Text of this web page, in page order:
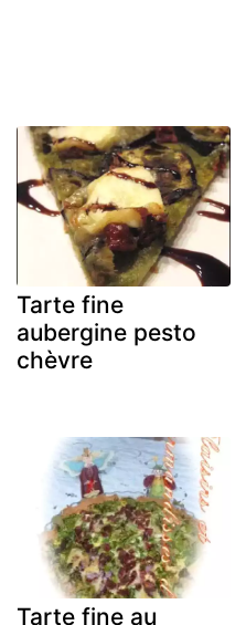
Tarte fine
aubergine pesto
chèvre
Tarte fine au